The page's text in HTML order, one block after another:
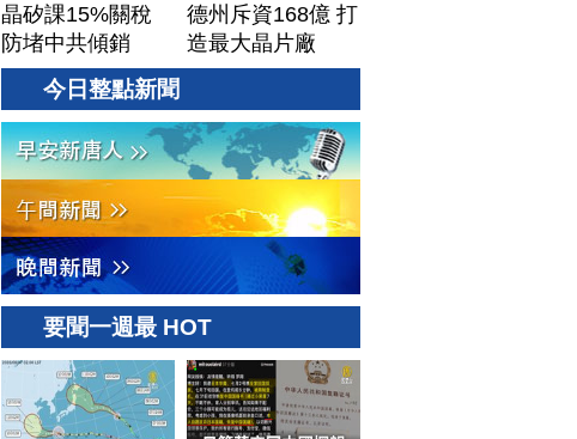
晶矽課15%關稅
防堵中共傾銷
德州斥資168億 打
造最大晶片廠
Terafab
今日整點新聞
要聞一週最 HOT